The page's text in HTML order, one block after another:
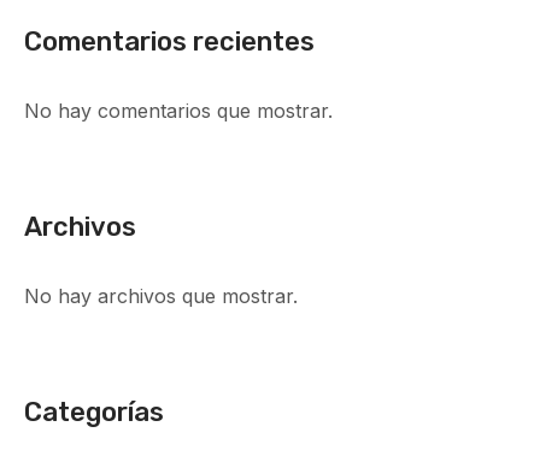
Comentarios recientes
No hay comentarios que mostrar.
Archivos
No hay archivos que mostrar.
Categorías